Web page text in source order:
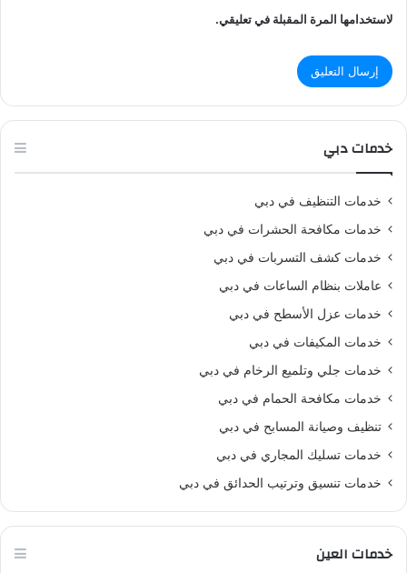
لاستخدامها المرة المقبلة في تعليقي.
خدمات دبي
خدمات التنظيف في دبي
خدمات مكافحة الحشرات في دبي
خدمات كشف التسربات في دبي
عاملات بنظام الساعات في دبي
خدمات عزل الأسطح في دبي
خدمات المكيفات في دبي
خدمات جلي وتلميع الرخام في دبي
خدمات مكافحة الحمام في دبي
تنظيف وصيانة المسابح في دبي
خدمات تسليك المجاري في دبي
خدمات تنسيق وترتيب الحدائق في دبي
خدمات العين